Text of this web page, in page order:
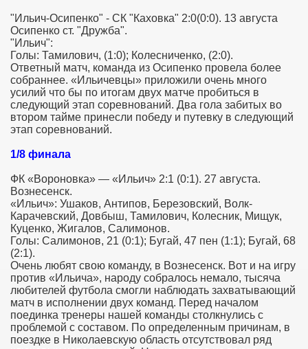
"Ильич-Осипенко" - СК "Каховка" 2:0(0:0). 13 августа
Осипенко ст. "Дружба".
"Ильич":
Голы: Тамилович, (1:0); Колесниченко, (2:0).
Ответный матч, команда из Осипенко провела более
собраннее. «Ильичевцы» приложили очень много
усилий что бы по итогам двух матче пробиться в
следующий этап соревнований. Два гола забитых во
втором тайме принесли победу и путевку в следующий
этап соревнований.
1/8 финала
ФК «Вороновка» — «Ильич» 2:1 (0:1). 27 августа.
Вознесенск.
«Ильич»: Ушаков, Антипов, Березовский, Волк-
Карачевский, Довбыш, Тамилович, Колесник, Мищук,
Куценко, Жигалов, Салимонов.
Голы: Салимонов, 21 (0:1); Бугай, 47 пен (1:1); Бугай, 68
(2:1).
Очень любят свою команду, в Вознесенск. Вот и на игру
против «Ильича», народу собралось немало, тысяча
любителей футбола смогли наблюдать захватывающий
матч в исполнении двух команд. Перед началом
поединка тренеры нашей команды столкнулись с
проблемой с составом. По определенным причинам, в
поездке в Николаевскую область отсутствовал ряд